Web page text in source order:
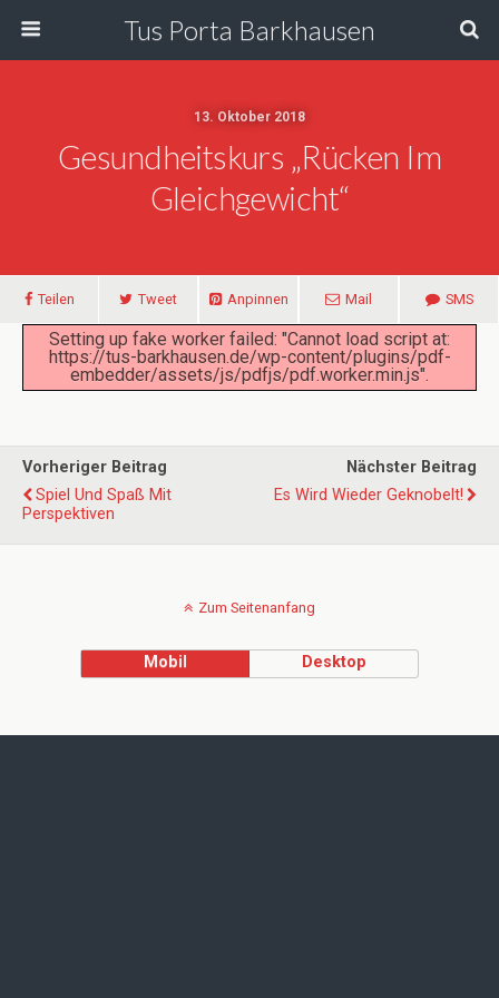
Tus Porta Barkhausen
13. Oktober 2018
Gesundheitskurs „Rücken Im
Gleichgewicht“
Teilen Tweet Anpinnen Mail SMS
Setting up fake worker failed: "Cannot load script at:
https://tus-barkhausen.de/wp-content/plugins/pdf-
embedder/assets/js/pdfjs/pdf.worker.min.js".
Vorheriger Beitrag
Spiel Und Spaß Mit
Perspektiven
Nächster Beitrag
Es Wird Wieder Geknobelt!
Zum Seitenanfang
Mobil Desktop